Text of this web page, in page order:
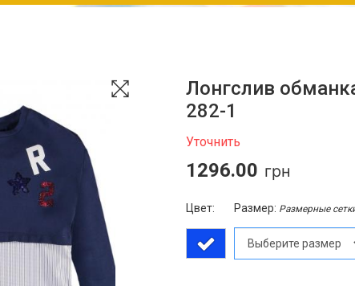
Лонгслив
282-1
Уточнить
1296.00
Цвет: Размер: Размерные